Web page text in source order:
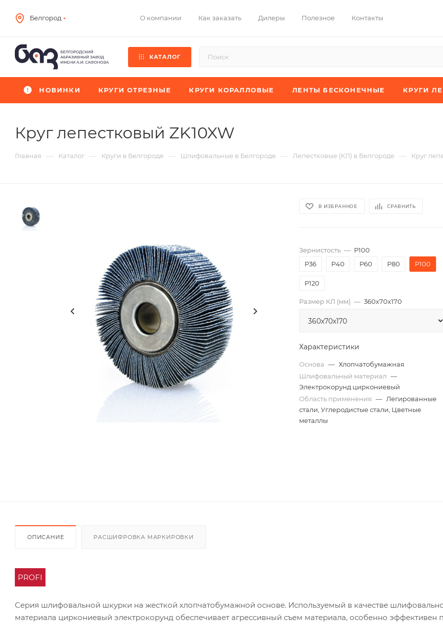
Белгород О компании Как заказать Дилеры Полезное Контакты
КАТАЛОГ
НОВИНКИ КРУГИ ОТРЕЗНЫЕ КРУГИ КОРАЛЛОВЫЕ ЛЕНТЫ БЕСКОНЕЧНЫЕ КРУГИ
Круг лепестковый ZK10XW
Главная — Каталог — Круги в Белгороде — Шлифовальные в Белгороде — Лепестковые (КЛ) в Белгороде — Круг
В ИЗБРАННОЕ СРАВНИТЬ
Зернистость — P100
P36
P40 P60 P80 P100
P120
Размер КЛ (мм) — 360x70x170
Характеристики
Основа — Хлопчатобумажная
Шлифовальный материал —
Электрокорунд циркониевый
Область применения — Легированные
стали, Углеродистые стали, Цветные
металлы
ОПИСАНИЕ РАСШИФРОВКА МАРКИРОВКИ
PROFI
Серия шлифовальной шкурки на жесткой хлопчатобумажной основе. Используемый в качестве
материала циркониевый электрокорунд обеспечивает агрессивный съем материала, особенно эффективен